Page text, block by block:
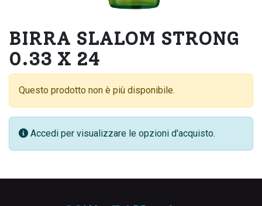
BIRRA SLALOM STRONG
0.33 X 24
Questo prodotto non è più disponibile.
Accedi per visualizzare le opzioni d'acquisto.